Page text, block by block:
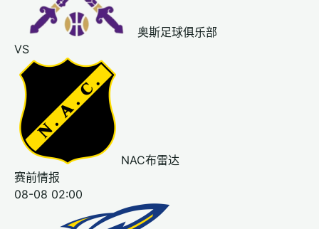
奥斯足球俱乐部
VS
NAC布雷达
赛前情报
08-08 02:00